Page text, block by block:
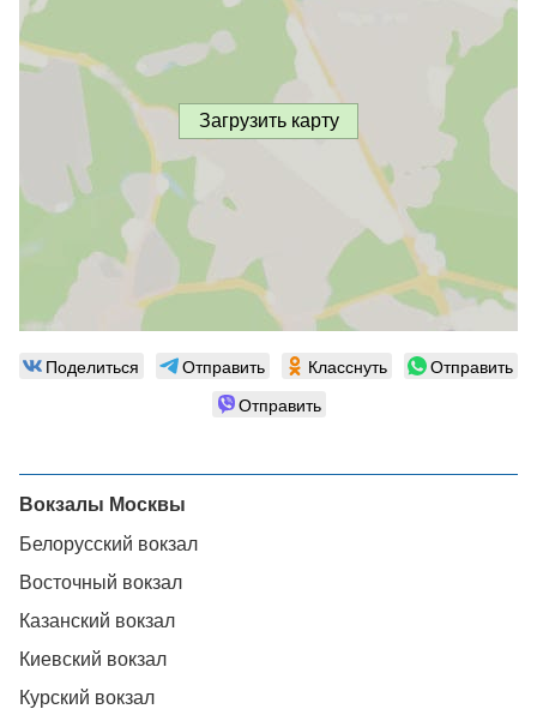
Загрузить карту
Поделиться Отправить Класснуть
Отправить
Отправить
Вокзалы Москвы
Белорусский вокзал
Восточный вокзал
Казанский вокзал
Киевский вокзал
Курский вокзал